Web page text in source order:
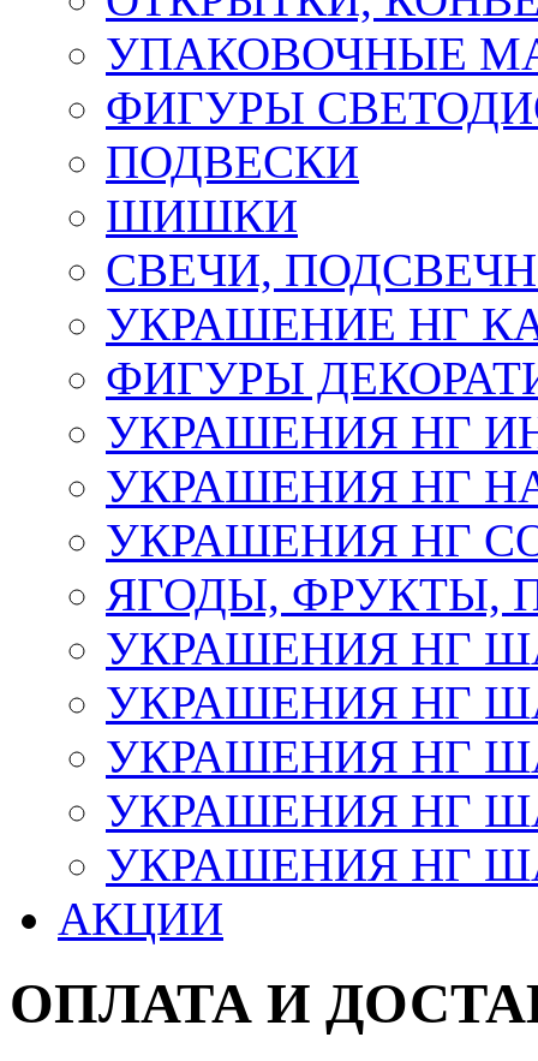
УПАКОВОЧНЫЕ
ФИГУРЫ
ПОДВЕСКИ
ШИШКИ
СВЕЧИ,
УКРАШЕНИЕ НГ
ФИГУРЫ
УКРАШЕНИЯ НГ
УКРАШЕНИЯ НГ
УКРАШЕНИЯ НГ
ЯГОДЫ, ФРУКТЫ,
УКРАШЕНИЯ НГ
УКРАШЕНИЯ НГ
УКРАШЕНИЯ НГ
УКРАШЕНИЯ НГ
УКРАШЕНИЯ НГ
АКЦИИ
ОПЛАТА И